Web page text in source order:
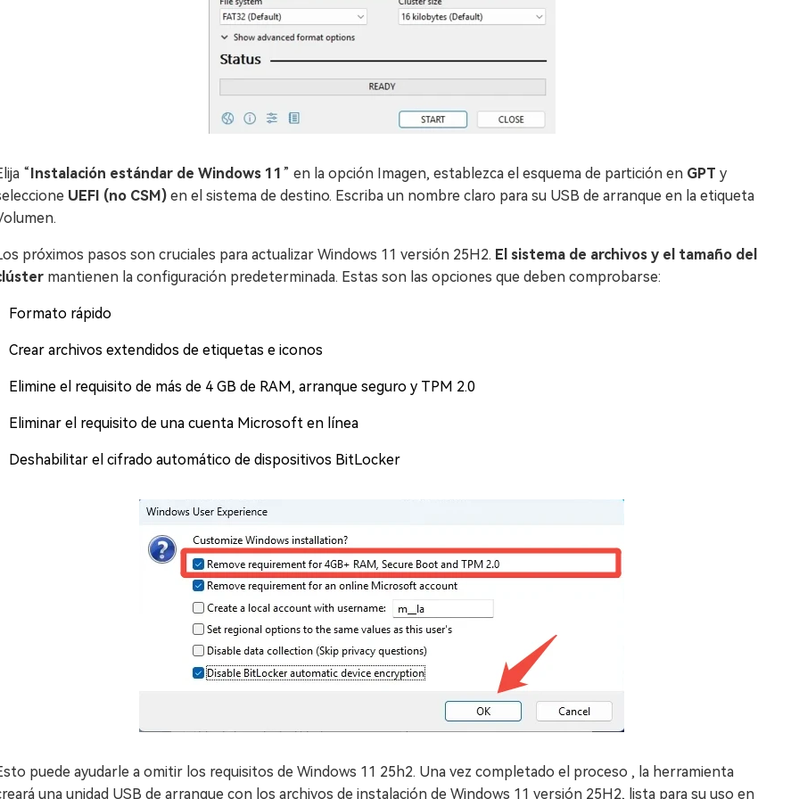
“Instalación estándar de Windows 11 ” en la opción Imagen, establezca el esquema de partición en GPT y
UEFI (no CSM) en el sistema de destino. Escriba un nombre claro para su USB de arranque en la etiqueta
próximos pasos son cruciales para actualizar Windows 11 versión 25H2. El sistema de archivos y el tamaño del
mantienen la configuración predeterminada. Estas son las opciones que deben comprobarse:
Formato rápido
Crear archivos extendidos de etiquetas e iconos
Elimine el requisito de más de 4 GB de RAM, arranque seguro y TPM 2.0
Eliminar el requisito de una cuenta Microsoft en línea
Deshabilitar el cifrado automático de dispositivos BitLocker
puede ayudarle a omitir los requisitos de Windows 11 25h2. Una vez completado el proceso , la herramienta
una unidad USB de arranque con los archivos de instalación de Windows 11 versión 25H2, lista para su uso en